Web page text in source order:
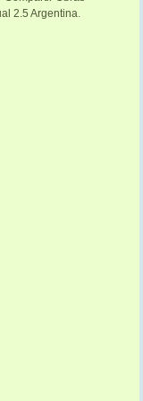
2.5 Argentina.